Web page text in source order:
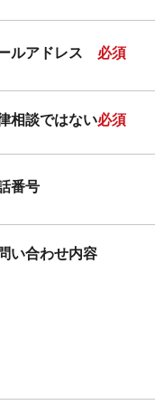
ルアドレス
相談ではない
番号
い合わせ内容